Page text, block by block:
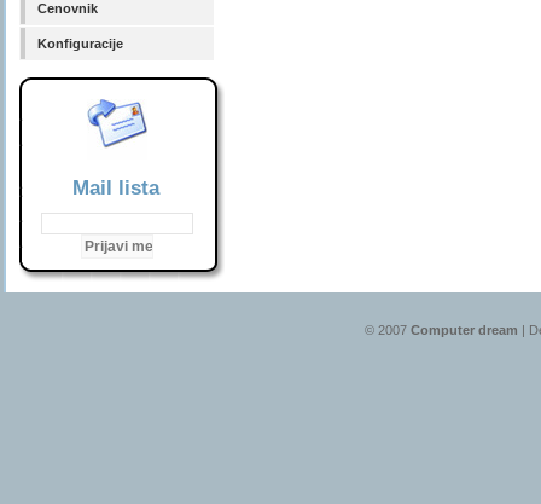
Cenovnik
Konfiguracije
Mail lista
© 2007 Computer dream |